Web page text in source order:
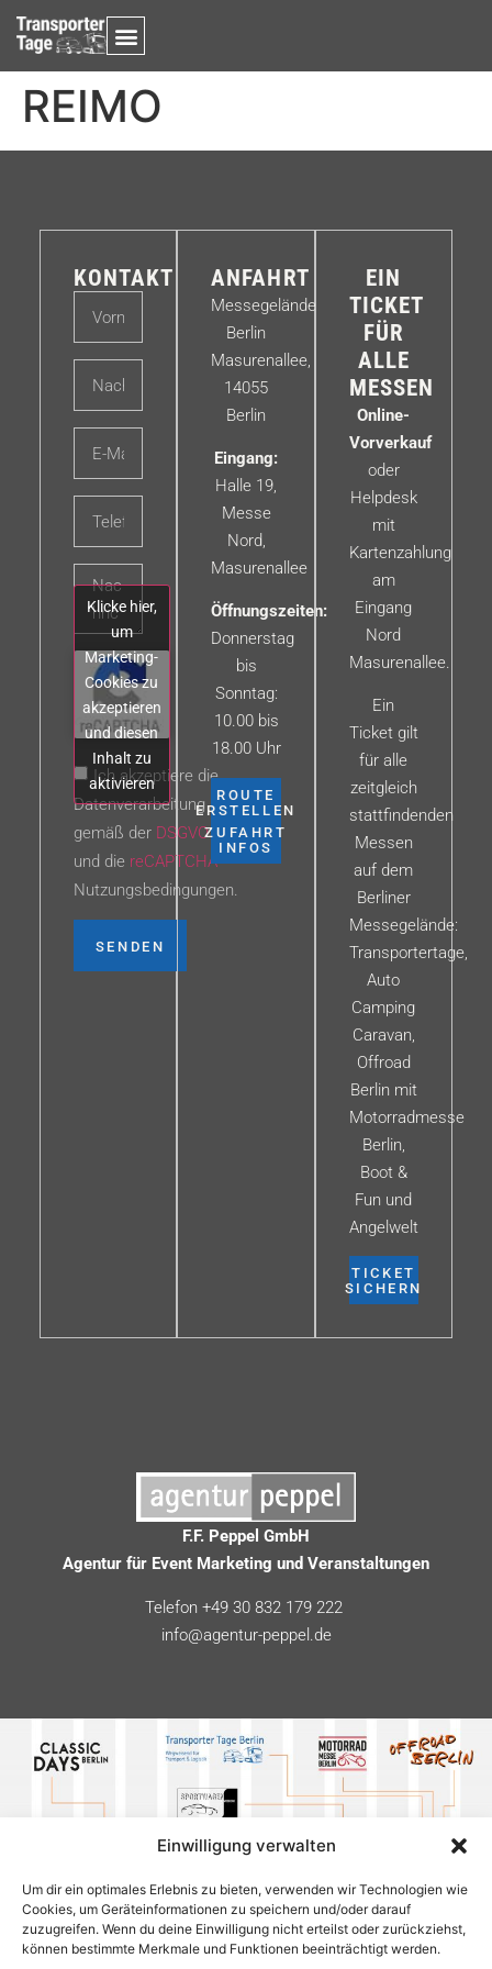
Einwilligung verwalten
Um dir ein optimales Erlebnis zu bieten, verwenden wir Technologien wie
Cookies, um Geräteinformationen zu speichern und/oder darauf
zuzugreifen. Wenn du deine Einwilligung nicht erteilst oder zurückziehst,
können bestimmte Merkmale und Funktionen beeinträchtigt werden.
REIMO
KONTAKT
Klicke hier,
um
Marketing-
Cookies zu
akzeptieren
und diesen
Inhalt zu
aktivieren
Ich akzeptiere die
Datenverarbeitung
gemäß derDSGVO
und die reCAPTCHA
Nutzungsbedingungen.
SENDEN
ANFAHRT
Messegelände
Berlin
Masurenallee,
14055
Berlin
Eingang:
Halle 19,
Messe
Nord,
Masurenallee
Öffnungszeiten:
Donnerstag
bis
Sonntag:
10.00 bis
18.00 Uhr
ROUTE
ERSTELLEN
ZUFAHRT
INFOS
EIN
TICKET
FÜR
ALLE
MESSEN
Online-
Vorverkauf
oder
Helpdesk
mit
Kartenzahlung
am
Eingang
Nord
Masurenallee.
Ein
Ticket gilt
für alle
zeitgleich
stattfindenden
Messen
auf dem
Berliner
Messegelände:
Transportertage,
Auto
Camping
Caravan,
Offroad
Berlin mit
Motorradmesse
Berlin,
Boot &
Fun und
Angelwelt
TICKET
SICHERN
F.F. Peppel GmbH
Agentur für Event Marketing und Veranstaltungen
Telefon +49 30 832 179 222
info@agentur-peppel.de